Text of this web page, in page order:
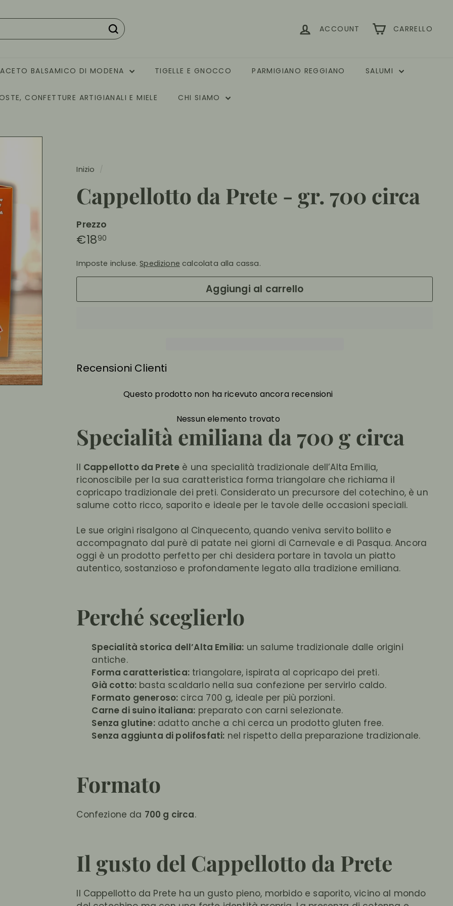
Cerca
ACCOUNT CARRELLO
ACETO BALSAMICO DI MODENA TIGELLE E GNOCCO PARMIGIANO REGGIANO SALUMI
CONFETTURE ARTIGIANALI E MIELE CHI SIAMO
Inizio
Cappellotto da Prete - gr. 700 circa
Prezzo
Prezzo
listino
€1890
Imposte incluse.Spedizione calcolata alla cassa.
Aggiungi al carrello
Recensioni Clienti
Questo prodotto non ha ricevuto ancora recensioni
Nessun elemento trovato
Specialità emiliana da 700 g circa
Il Cappellotto da Prete è una specialità tradizionale dell’Alta Emilia,
riconoscibile per la sua caratteristica forma triangolare che richiama il
copricapo tradizionale dei preti. Considerato un precursore del cotechino, è un
salume cotto ricco, saporito e ideale per le tavole delle occasioni speciali.
Le sue origini risalgono al Cinquecento, quando veniva servito bollito e
accompagnato dal purè di patate nei giorni di Carnevale e di Pasqua. Ancora
oggi è un prodotto perfetto per chi desidera portare in tavola un piatto
autentico, sostanzioso e profondamente legato alla tradizione emiliana.
Perché sceglierlo
Specialità storica dell’Alta Emilia: un salume tradizionale dalle origini
antiche.
Forma caratteristica:triangolare, ispirata al copricapo dei preti.
Già cotto: basta scaldarlo nella sua confezione per servirlo caldo.
Formato generoso: circa 700 g, ideale per più porzioni.
Carne di suino italiana: preparato con carni selezionate.
Senza glutine:adatto anche a chi cerca un prodotto gluten free.
Senza aggiunta di polifosfati: nel rispetto della preparazione tradizionale.
Formato
Confezione da 700 g circa.
Il gusto del Cappellotto da Prete
Il Cappellotto da Prete ha un gusto pieno, morbido e saporito, vicino al mondo